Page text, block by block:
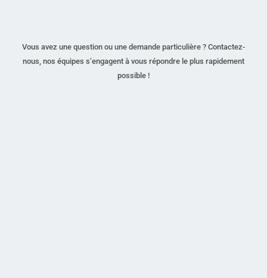
Vous avez une question ou une demande particulière ? Contactez-
nous, nos équipes s’engagent à vous répondre le plus rapidement
possible !